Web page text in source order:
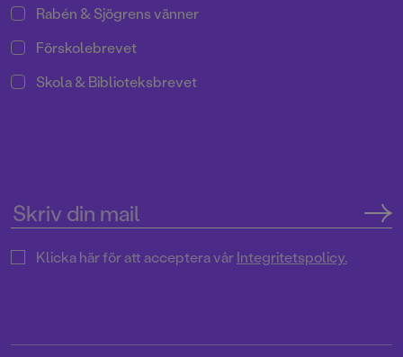
Rabén & Sjögrens vänner
Förskolebrevet
Skola & Biblioteksbrevet
Klicka här för att acceptera vårIntegritetspolicy.